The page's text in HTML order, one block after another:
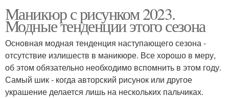
Маникюр с рисунком 2023.
Модные тенденции этого сезона
Основная модная тенденция наступающего сезона -
отсутствие излишеств в маникюре. Все хорошо в меру,
об этом обязательно необходимо вспомнить в этом году.
Самый шик - когда авторский рисунок или другое
украшение делается лишь на нескольких пальчиках.